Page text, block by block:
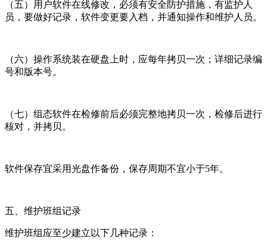
（五）用户软件在线修改，必须有安全防护措施，有监护人
员，要做好记录，软件变更要入档，并通知操作和维护人员。
（六）操作系统装在硬盘上时，应每年拷贝一次；详细记录编
号和版本号。
（七）组态软件在检修前后必须完整地拷贝一次，检修后进行
核对，并拷贝。
软件保存宜采用光盘作备份，保存周期不宜小于5年。
五、维护班组记录
维护班组应至少建立以下几种记录：